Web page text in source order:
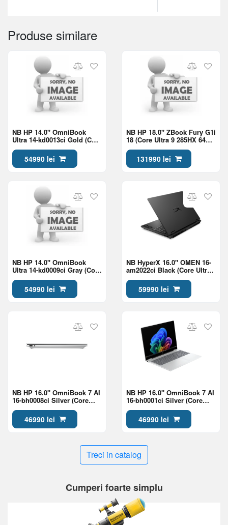
Produse similare
NB HP 14.0" OmniBook
Ultra 14-kd0013ci Gold (Core
Ultra 7 356H 32Gb 1Tb Win
11) 54990 lei
NB HP 18.0" ZBook Fury G1i
18 (Core Ultra 9 285HX 64Gb
2Tb RTX Pro 2000 8Gb Win
11) 131990 lei
NB HP 14.0" OmniBook
Ultra 14-kd0009ci Gray (Core
Ultra 7 356H 32Gb 1Tb Win
11) 54990 lei
NB HyperX 16.0" OMEN 16-
am2022ci Black (Core Ultra
7 270HX Plus 24Gb 1Tb
5060 8Gb)
59990 lei
NB HP 16.0" OmniBook 7 AI
16-bh0008ci Silver (Core
Ultra 7 356H 24Gb 1Tb Win
11) 46990 lei
NB HP 16.0" OmniBook 7 AI
16-bh0001ci Silver (Core
Ultra 7 356H 24Gb 1Tb Win
11) 46990 lei
Treci in catalog
Cumperi foarte simplu